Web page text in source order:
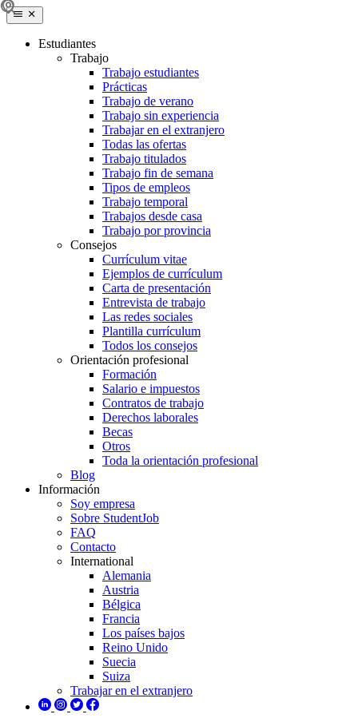
Estudiantes
Trabajo
Trabajo estudiantes
Prácticas
Trabajo de verano
Trabajo sin experiencia
Trabajar en el extranjero
Todas las ofertas
Trabajo titulados
Trabajo fin de semana
Tipos de empleos
Trabajo temporal
Trabajos desde casa
Trabajo por provincia
Consejos
Currículum vitae
Ejemplos de currículum
Carta de presentación
Entrevista de trabajo
Las redes sociales
Plantilla currículum
Todos los consejos
Orientación profesional
Formación
Salario e impuestos
Contratos de trabajo
Derechos laborales
Becas
Otros
Toda la orientación profesional
Blog
Información
Soy empresa
Sobre StudentJob
FAQ
Contacto
International
Alemania
Austria
Bélgica
Francia
Los países bajos
Reino Unido
Suecia
Suiza
Trabajar en el extranjero